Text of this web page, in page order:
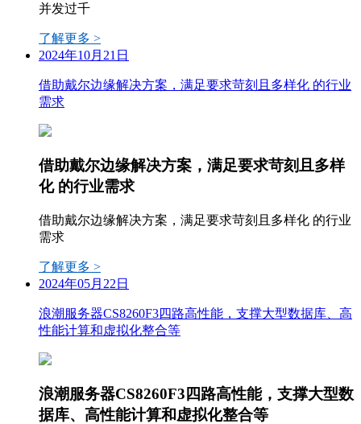
并发过千
了解更多 >
2024年10月21日
借助戴尔边缘解决方案，满足要求苛刻且多样化 的行业
需求
借助戴尔边缘解决方案，满足要求苛刻且多样
化 的行业需求
借助戴尔边缘解决方案，满足要求苛刻且多样化 的行业
需求
了解更多 >
2024年05月22日
浪潮服务器CS8260F3四路高性能，支撑大型数据库、高
性能计算和虚拟化整合等
浪潮服务器CS8260F3四路高性能，支撑大型数
据库、高性能计算和虚拟化整合等